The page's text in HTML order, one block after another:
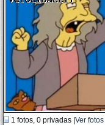
1 fotos, 0 privadas | Ver fotos